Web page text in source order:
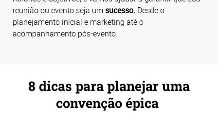
reunião ou evento seja um sucesso. Desde o
planejamento inicial e marketing até o
acompanhamento pós-evento.
8 dicas para planejar uma
convenção épica